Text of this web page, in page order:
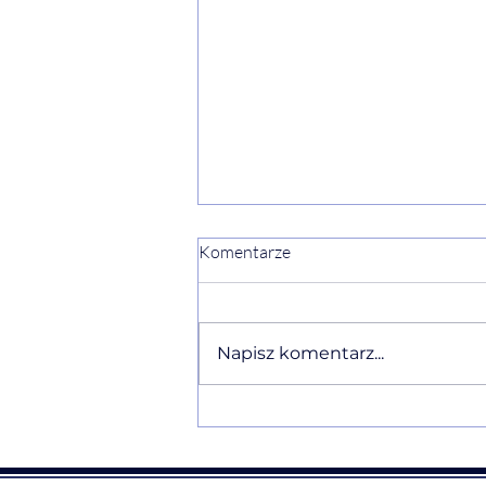
Traumie Straty i ałobie po
Komentarze
Napisz komentarz...